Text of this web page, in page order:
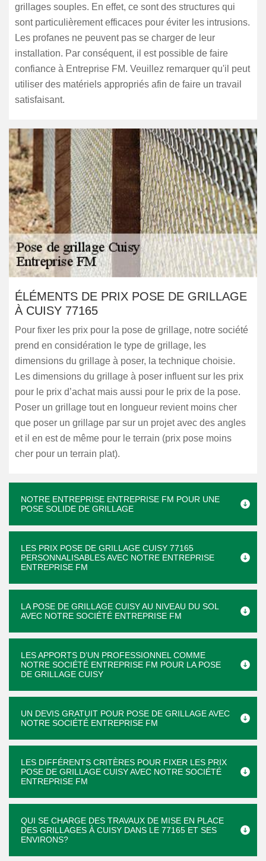
grillages souples. En effet, ce sont des structures qui
sont particulièrement efficaces pour éviter les intrusions.
Les profanes ne peuvent pas se charger de leur
installation. Par conséquent, il est possible de faire
confiance à Entreprise FM. Veuillez remarquer qu'il peut
utiliser des matériels appropriés afin de faire un travail
satisfaisant.
ÉLÉMENTS DE PRIX POSE DE GRILLAGE
À CUISY 77165
Pour fixer les prix pour la pose de grillage, notre société
prend en considération le type de grillage, les
dimensions du grillage à poser, la technique choisie.
Les dimensions du grillage à poser influent sur les prix
pour le prix d’achat mais aussi pour le prix de la pose.
Poser un grillage tout en longueur revient moins cher
que poser un grillage par sur un projet avec des angles
et il en est de même pour le terrain (prix pose moins
cher pour un terrain plat).
NOTRE ENTREPRISE ENTREPRISE FM POUR UNE
POSE SOLIDE DE GRILLAGE
LES PRIX POSE DE GRILLAGE CUISY 77165
PERSONNALISABLES AVEC NOTRE ENTREPRISE
ENTREPRISE FM
LA POSE DE GRILLAGE CUISY AU NIVEAU DU SOL
AVEC NOTRE SOCIÉTÉ ENTREPRISE FM
LES APPORTS D’UN PROFESSIONNEL COMME
NOTRE SOCIÉTÉ ENTREPRISE FM POUR LA POSE
DE GRILLAGE CUISY
UN DEVIS GRATUIT POUR POSE DE GRILLAGE AVEC
NOTRE SOCIÉTÉ ENTREPRISE FM
LES DIFFÉRENTS CRITÈRES POUR FIXER LES PRIX
POSE DE GRILLAGE CUISY AVEC NOTRE SOCIÉTÉ
ENTREPRISE FM
QUI SE CHARGE DES TRAVAUX DE MISE EN PLACE
DES GRILLAGES À CUISY DANS LE 77165 ET SES
ENVIRONS?